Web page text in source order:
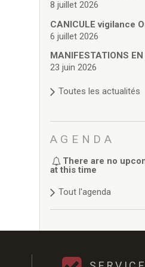
8 juillet 2026
CANICULE vigilance
6 juillet 2026
MANIFESTATIONS
23 juin 2026
Toutes les actualités
AGENDA
There are no
at this time
Tout l'agenda